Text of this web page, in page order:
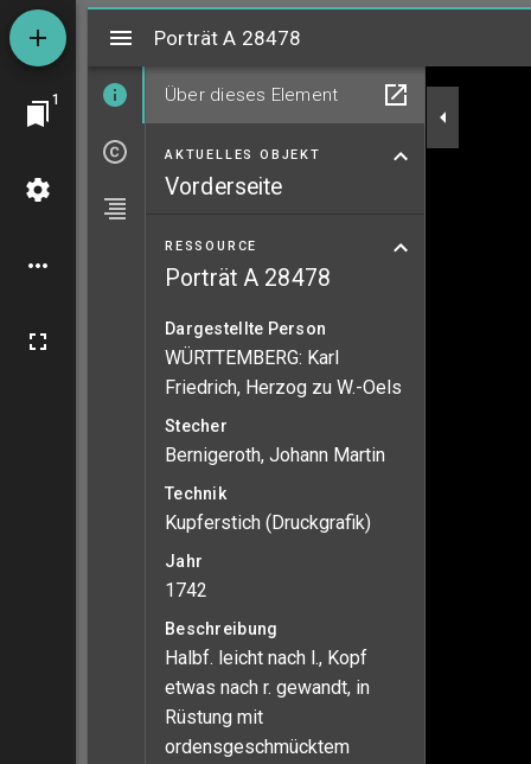
1
MiradorPorträt A 28478
Über dieses Element
AKTUELLES OBJEKT
Vorderseite
RESSOURCE
Porträt A 28478
Dargestellte Person
WÜRTTEMBERG: Karl
Friedrich, Herzog zu W.-Oels
Stecher
Bernigeroth, Johann Martin
Technik
Kupferstich (Druckgrafik)
Jahr
1742
Beschreibung
Halbf. leicht nach l., Kopf
etwas nach r. gewandt, in
Rüstung mit
ordensgeschmücktem
Porträt A 28478